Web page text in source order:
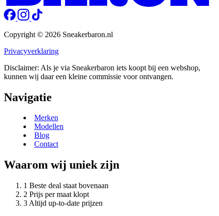
Copyright © 2026 Sneakerbaron.nl
Privacyverklaring
Disclaimer: Als je via Sneakerbaron iets koopt bij een webshop,
kunnen wij daar een kleine commissie voor ontvangen.
Navigatie
Merken
Modellen
Blog
Contact
Waarom wij uniek zijn
Beste deal staat bovenaan
Prijs per maat klopt
Altijd up-to-date prijzen